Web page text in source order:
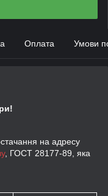
Оплата Умови
на адресу
, ГОСТ 28177-89, яка